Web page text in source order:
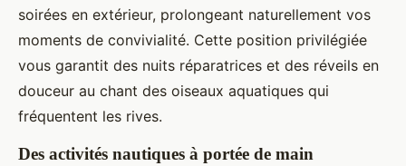
soirées en extérieur, prolongeant naturellement vos
moments de convivialité. Cette position privilégiée
vous garantit des nuits réparatrices et des réveils en
douceur au chant des oiseaux aquatiques qui
fréquentent les rives.
Des activités nautiques à portée de main